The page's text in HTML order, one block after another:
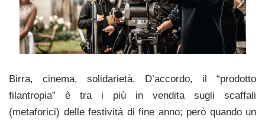
Birra, cinema, solidarietà. D’accordo, il “prodotto
filantropia” è tra i più in vendita sugli scaffali
(metaforici) delle festività di fine anno; però quando un